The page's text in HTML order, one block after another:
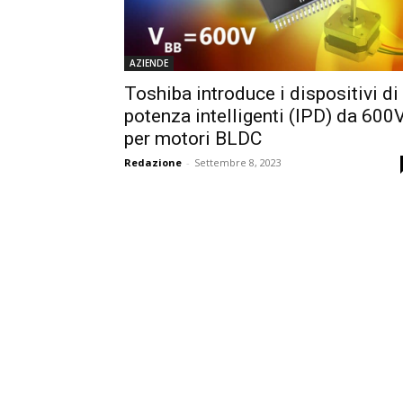
AZIENDE
Toshiba introduce i dispositivi di
potenza intelligenti (IPD) da
per motori BLDC
Redazione - Settembre 8, 2023